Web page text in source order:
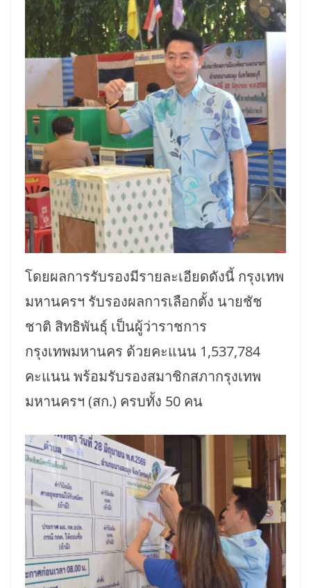
โดยผลการรับรองมีรายละเอียดดังนี้ กรุงเทพ
มหานครฯ รับรองผลการเลือกตั้ง นายชัช
ชาติ สิทธิพันธุ์ เป็นผู้ว่าราชการ
กรุงเทพมหานคร ด้วยคะแนน 1,537,784
คะแนน พร้อมรับรองสมาชิกสภากรุงเทพ
มหานครฯ (สก.) ครบทั้ง 50 คน